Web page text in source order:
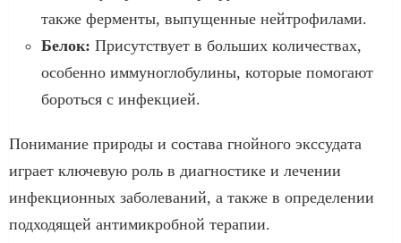
также ферменты, выпущенные нейтрофилами.
Белок: Присутствует в больших количествах,
особенно иммуноглобулины, которые помогают
бороться с инфекцией.
Понимание природы и состава гнойного экссудата
играет ключевую роль в диагностике и лечении
инфекционных заболеваний, а также в определении
подходящей антимикробной терапии.